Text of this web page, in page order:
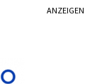
ANZEIGEN